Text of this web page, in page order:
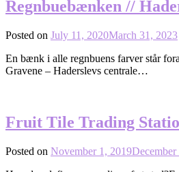
Regnbuebænken //
Posted on July 11, 2020March 31, 2023
En bænk i alle regnbuens farver står
Gravene – Haderslevs centrale…
Fruit Tile Trading
Posted on November 1, 2019